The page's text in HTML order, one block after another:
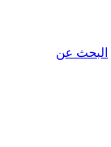
البحث عن